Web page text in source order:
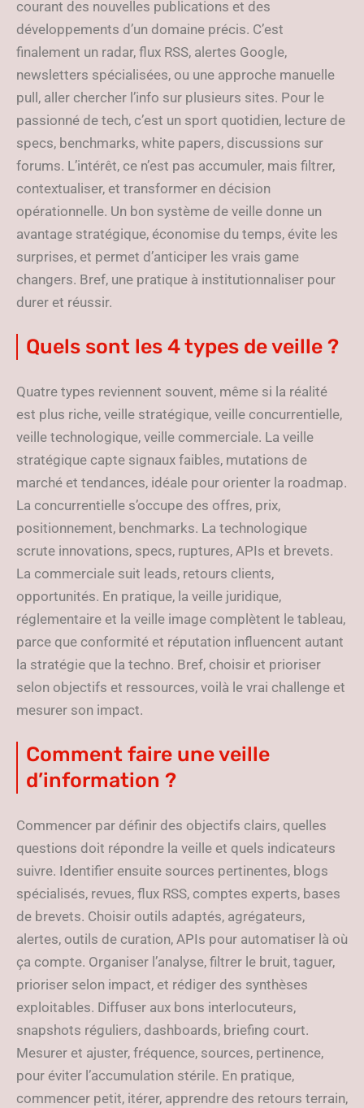
courant des nouvelles publications et des
développements d’un domaine précis. C’est
finalement un radar, flux RSS, alertes Google,
newsletters spécialisées, ou une approche manuelle
pull, aller chercher l’info sur plusieurs sites. Pour le
passionné de tech, c’est un sport quotidien, lecture de
specs, benchmarks, white papers, discussions sur
forums. L’intérêt, ce n’est pas accumuler, mais filtrer,
contextualiser, et transformer en décision
opérationnelle. Un bon système de veille donne un
avantage stratégique, économise du temps, évite les
surprises, et permet d’anticiper les vrais game
changers. Bref, une pratique à institutionnaliser pour
durer et réussir.
Quels sont les 4 types de veille ?
Quatre types reviennent souvent, même si la réalité
est plus riche, veille stratégique, veille concurrentielle,
veille technologique, veille commerciale. La veille
stratégique capte signaux faibles, mutations de
marché et tendances, idéale pour orienter la roadmap.
La concurrentielle s’occupe des offres, prix,
positionnement, benchmarks. La technologique
scrute innovations, specs, ruptures, APIs et brevets.
La commerciale suit leads, retours clients,
opportunités. En pratique, la veille juridique,
réglementaire et la veille image complètent le tableau,
parce que conformité et réputation influencent autant
la stratégie que la techno. Bref, choisir et prioriser
selon objectifs et ressources, voilà le vrai challenge et
mesurer son impact.
Comment faire une veille
d’information ?
Commencer par définir des objectifs clairs, quelles
questions doit répondre la veille et quels indicateurs
suivre. Identifier ensuite sources pertinentes, blogs
spécialisés, revues, flux RSS, comptes experts, bases
de brevets. Choisir outils adaptés, agrégateurs,
alertes, outils de curation, APIs pour automatiser là où
ça compte. Organiser l’analyse, filtrer le bruit, taguer,
prioriser selon impact, et rédiger des synthèses
exploitables. Diffuser aux bons interlocuteurs,
snapshots réguliers, dashboards, briefing court.
Mesurer et ajuster, fréquence, sources, pertinence,
pour éviter l’accumulation stérile. En pratique,
commencer petit, itérer, apprendre des retours terrain,